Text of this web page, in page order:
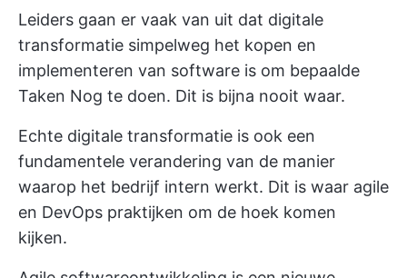
Leiders gaan er vaak van uit dat digitale
transformatie simpelweg het kopen en
implementeren van software is om bepaalde
Taken Nog te doen. Dit is bijna nooit waar.
Echte digitale transformatie is ook een
fundamentele verandering van de manier
waarop het bedrijf intern werkt. Dit is waar agile
en DevOps praktijken om de hoek komen
kijken.